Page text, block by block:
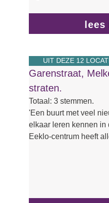
lees
UIT DEZE 12
Garenstraat,
straten.
Totaal: 3 stemmen.
'Een buurt met veel
elkaar leren kennen in
Eeklo-centrum heeft